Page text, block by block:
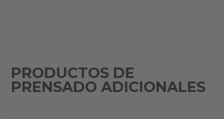
PRODUCTOS DE
PRENSADO ADICIONALES